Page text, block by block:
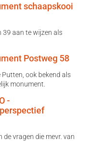
schaapskooi
39 aan te wijzen als
Postweg 58
ook bekend als
monument.
-
vragen die mevr. van